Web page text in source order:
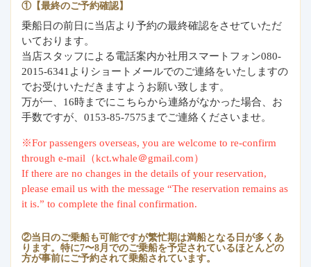
①【最終のご予約確認】
乗船日の前日に当店より予約の最終確認をさせていただ
いております。
当店スタッフによる電話案内か社用スマートフォン080-
2015-6341よりショートメールでのご連絡をいたしますの
でお受けいただきますようお願い致します。
万が一、16時までにこちらから連絡がなかった場合、お
手数ですが、0153-85-7575までご連絡くださいませ。
※For passengers overseas, you are welcome to re-confirm
through e-mail（kct.whale＠gmail.com）
If there are no changes in the details of your reservation,
please email us with the message “The reservation remains as
it is.” to complete the final confirmation.
②当日のご乗船も可能ですが繁忙期は満船となる日が多くあ
ります。特に7〜8月でのご乗船を予定されているほとんどの
方が事前にご予約されて乗船されています。